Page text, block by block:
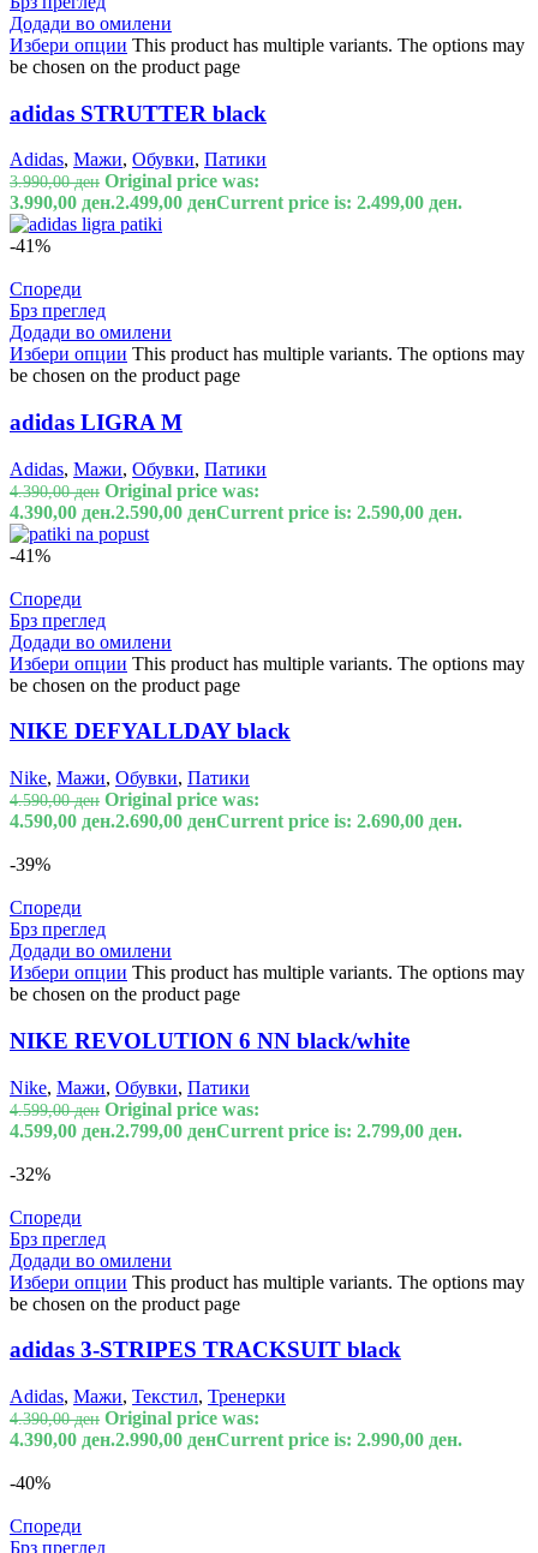
Додади во омилени
Избери опции This product has multiple variants. The options may
be chosen on the product page
adidas STRUTTER black
Adidas, Мажи, Обувки, Патики
3.990,00ден Original price was:
3.990,00 ден.2.499,00 денCurrent price is: 2.499,00 ден.
-41%
Спореди
Брз преглед
Додади во омилени
Избери опции This product has multiple variants. The options may
be chosen on the product page
adidas LIGRA M
Adidas, Мажи, Обувки, Патики
4.390,00ден Original price was:
4.390,00 ден.2.590,00 денCurrent price is: 2.590,00 ден.
-41%
Спореди
Брз преглед
Додади во омилени
Избери опции This product has multiple variants. The options may
be chosen on the product page
NIKE DEFYALLDAY black
Nike, Мажи, Обувки, Патики
4.590,00ден Original price was:
4.590,00 ден.2.690,00 денCurrent price is: 2.690,00 ден.
-39%
Спореди
Брз преглед
Додади во омилени
Избери опции This product has multiple variants. The options may
be chosen on the product page
NIKE REVOLUTION 6 NN black/white
Nike, Мажи, Обувки, Патики
4.599,00ден Original price was:
4.599,00 ден.2.799,00 денCurrent price is: 2.799,00 ден.
-32%
Спореди
Брз преглед
Додади во омилени
Избери опции This product has multiple variants. The options may
be chosen on the product page
adidas 3-STRIPES TRACKSUIT black
Adidas, Мажи, Текстил, Тренерки
4.390,00ден Original price was:
4.390,00 ден.2.990,00 денCurrent price is: 2.990,00 ден.
-40%
Спореди
Брз преглед